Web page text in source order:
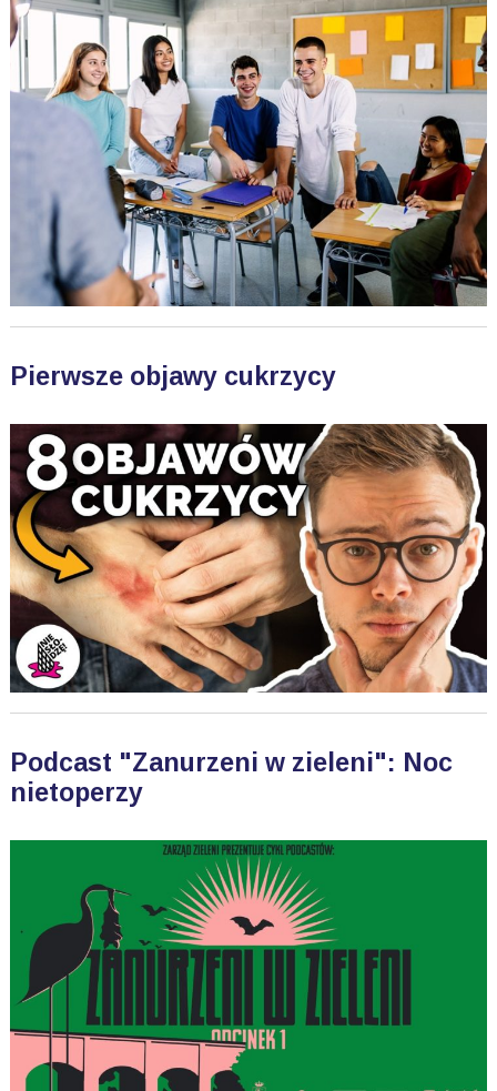
Pierwsze objawy cukrzycy
Podcast "Zanurzeni w zieleni": Noc
nietoperzy